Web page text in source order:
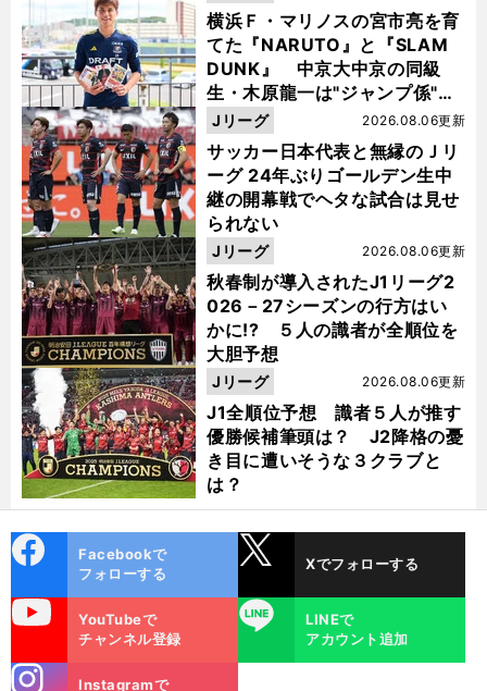
横浜Ｆ・マリノスの宮市亮を育
てた『NARUTO』と『SLAM
DUNK』 中京大中京の同級
生・木原龍一は"ジャンプ係"だ
った
サッカー日本代表と無縁のＪリ
ーグ 24年ぶりゴールデン生中
継の開幕戦でヘタな試合は見せ
られない
2026.08.06更新
Jリーグ
秋春制が導入されたJ1リーグ2
026－27シーズンの行方はい
かに!? ５人の識者が全順位を
大胆予想
2026.08.06更新
Jリーグ
J1全順位予想 識者５人が推す
優勝候補筆頭は？ J2降格の憂
き目に遭いそうな３クラブと
は？
2026.08.06更新
Jリーグ
ok
Facebookで
フォローする
Xでフォローする
YouTubeで
チャンネル登録
LINE
LINEで
アカウント追加
Instagramで